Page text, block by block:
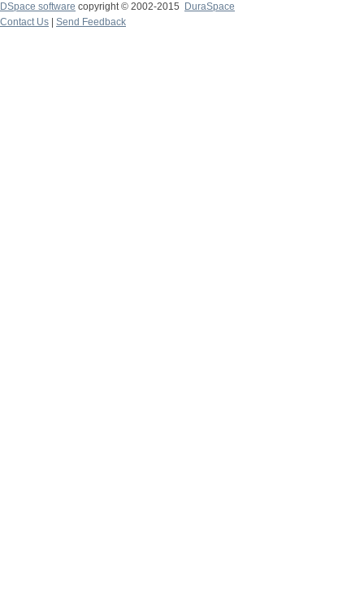
DSpace software copyright © 2002-2015
DuraSpace
Contact Us
Send Feedback